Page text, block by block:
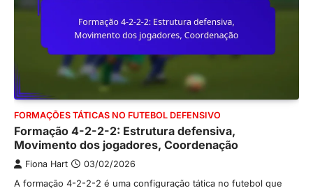
FORMAÇÕES TÁTICAS NO FUTEBOL DEFENSIVO
Formação 4-2-2-2: Estrutura defensiva,
Movimento dos jogadores, Coordenação
Fiona Hart 03/02/2026
A formação 4-2-2-2 é uma configuração tática no futebol que